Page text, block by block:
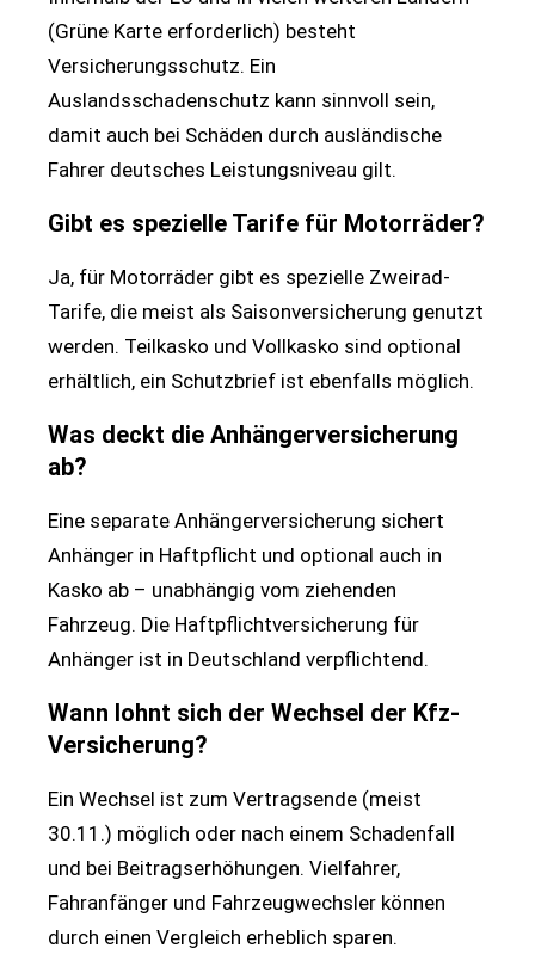
(Grüne Karte erforderlich) besteht
Versicherungsschutz. Ein
Auslandsschadenschutz kann sinnvoll sein,
damit auch bei Schäden durch ausländische
Fahrer deutsches Leistungsniveau gilt.
Gibt es spezielle Tarife für Motorräder?
Ja, für Motorräder gibt es spezielle Zweirad-
Tarife, die meist als Saisonversicherung genutzt
werden. Teilkasko und Vollkasko sind optional
erhältlich, ein Schutzbrief ist ebenfalls möglich.
Was deckt die Anhängerversicherung
ab?
Eine separate Anhängerversicherung sichert
Anhänger in Haftpflicht und optional auch in
Kasko ab – unabhängig vom ziehenden
Fahrzeug. Die Haftpflichtversicherung für
Anhänger ist in Deutschland verpflichtend.
Wann lohnt sich der Wechsel der Kfz-
Versicherung?
Ein Wechsel ist zum Vertragsende (meist
30.11.) möglich oder nach einem Schadenfall
und bei Beitragserhöhungen. Vielfahrer,
Fahranfänger und Fahrzeugwechsler können
durch einen Vergleich erheblich sparen.